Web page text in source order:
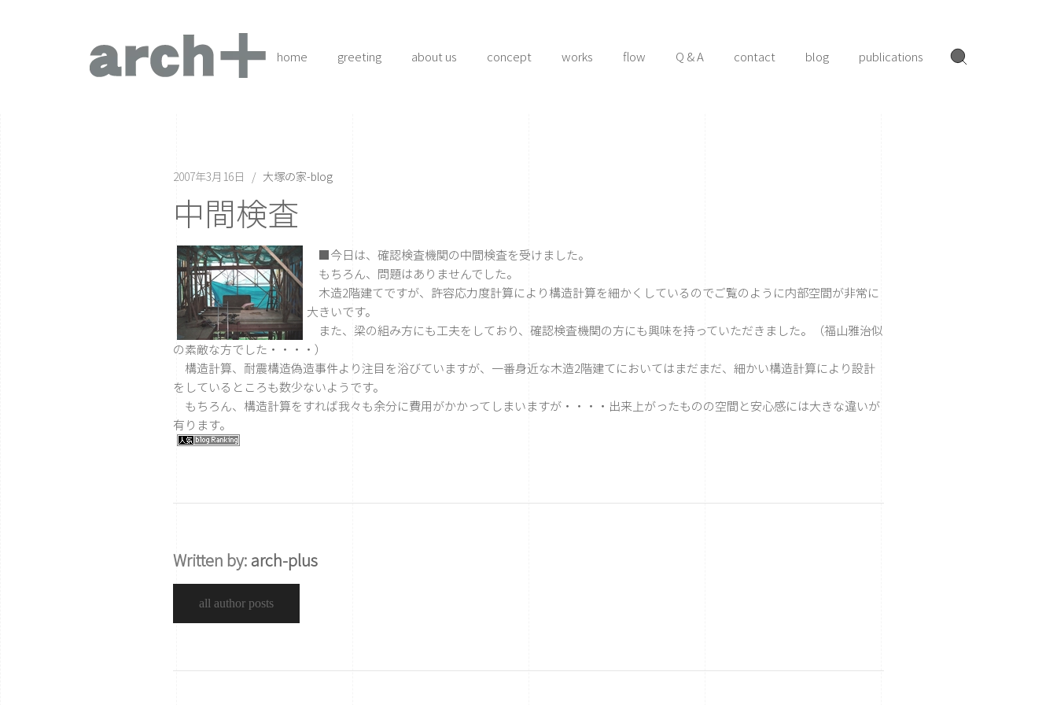
home greeting about us concept works flow Q & A contact blog publications
2007年3月16日 大塚の家-blog
中間検査
■今日は、確認検査機関の中間検査を受けました。
もちろん、問題はありませんでした。
木造2階建てですが、許容応力度計算により構造計算を細かくしているのでご覧のように内部空間が非常に
大きいです。
また、梁の組み方にも工夫をしており、確認検査機関の方にも興味を持っていただきました。（福山雅治似
の素敵な方でした・・・・）
構造計算、耐震構造偽造事件より注目を浴びていますが、一番身近な木造2階建てにおいてはまだまだ、細かい構造計算により設計
をしているところも数少ないようです。
もちろん、構造計算をすれば我々も余分に費用がかかってしまいますが・・・・出来上がったものの空間と安心感には大きな違いが
有ります。
Written by:arch-plus
all author posts